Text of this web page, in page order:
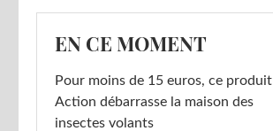
EN CE MOMENT
Pour moins de 15 euros, ce produit
Action débarrasse la maison des
insectes volants